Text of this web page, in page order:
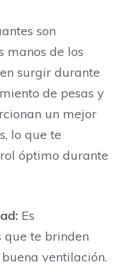
son
manos de los
surgir durante
de pesas y
un mejor
lo que te
óptimo durante
Es
te brinden
ventilación.